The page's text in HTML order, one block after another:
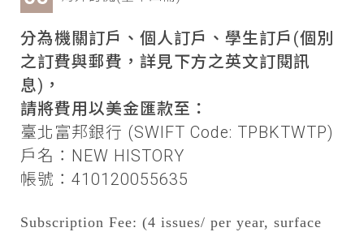
分為機關訂戶、個人訂戶、學生訂戶(個別
之訂費與郵費，詳見下方之英文訂閱訊
息)，
請將費用以美金匯款至：
臺北富邦銀行 (SWIFT Code: TPBKTWTP)
戶名：NEW HISTORY
帳號：410120055635
Subscription Fee: (4 issues/ per year, surface